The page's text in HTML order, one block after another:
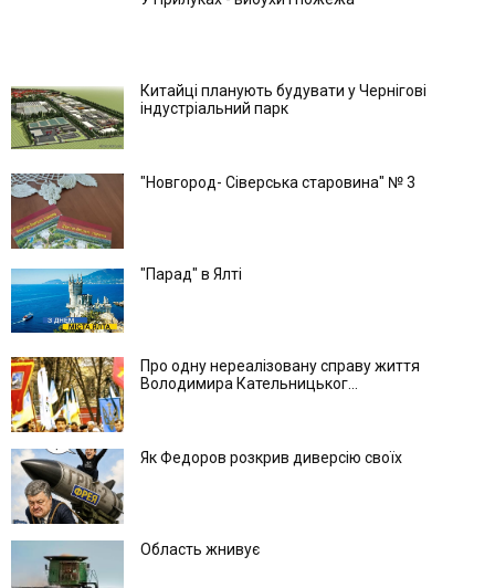
Китайці планують будувати у Чернігові
індустріальний парк
"Новгород- Сіверська старовина" № 3
"Парад" в Ялті
Про одну нереалізовану справу життя
Володимира Кательницьког...
Як Федоров розкрив диверсію своїх
Область жнивує